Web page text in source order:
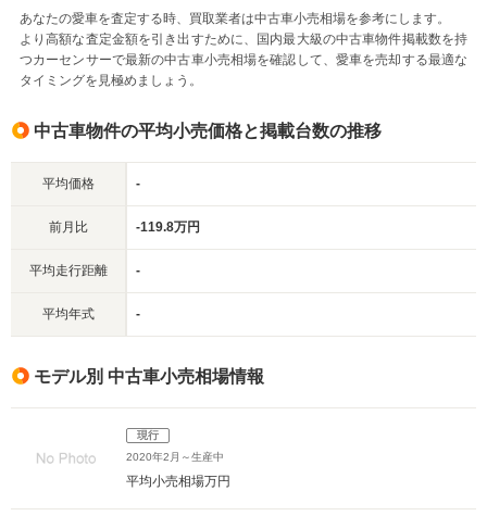
あなたの愛車を査定する時、買取業者は中古車小売相場を参考にします。
より高額な査定金額を引き出すために、国内最大級の中古車物件掲載数を持
つカーセンサーで最新の中古車小売相場を確認して、愛車を売却する最適な
タイミングを見極めましょう。
中古車物件の平均小売価格と掲載台数の推移
平均価格 -
前月比 -119.8万円
平均走行距離 -
平均年式 -
モデル別 中古車小売相場情報
現行
2020年2月～生産中
平均小売相場万円